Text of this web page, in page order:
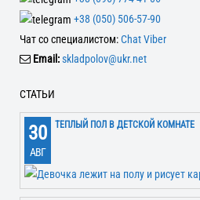
+38 (050) 506-57-90
Чат со специалистом:Chat Viber
Email:skladpolov@ukr.net
СТАТЬИ
30
АВГ
ТЕПЛЫЙ ПОЛ В ДЕТСКОЙ КОМНАТЕ